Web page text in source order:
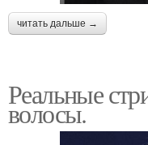
читать дальше →
Реальные
волосы.